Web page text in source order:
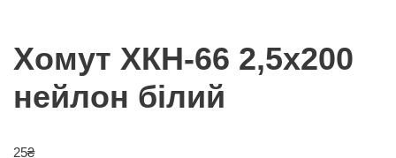
Хомут ХКН-66 2,5х200
нейлон білий
25₴